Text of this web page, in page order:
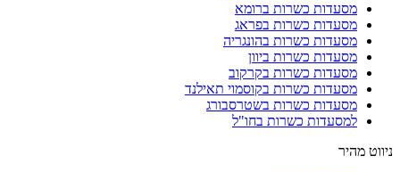
מסעדות כשרות ברומא
מסעדות כשרות בפראג
מסעדות כשרות בהונגריה
מסעדות כשרות ביוון
מסעדות כשרות בקרקוב
מסעדות כשרות בקוסמוי תאילנד
מסעדות כשרות בשטרסבורג
למסעדות כשרות בחו"ל
ניווט מהיר